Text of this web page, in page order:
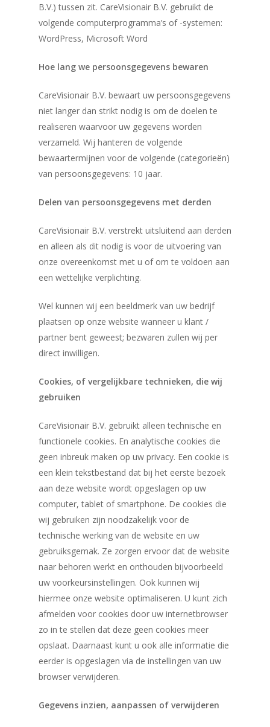
B.V.) tussen zit. CareVisionair B.V. gebruikt de
volgende computerprogramma’s of -systemen:
WordPress, Microsoft Word
Hoe lang we persoonsgegevens bewaren
CareVisionair B.V. bewaart uw persoonsgegevens
niet langer dan strikt nodig is om de doelen te
realiseren waarvoor uw gegevens worden
verzameld. Wij hanteren de volgende
bewaartermijnen voor de volgende (categorieën)
van persoonsgegevens: 10 jaar.
Delen van persoonsgegevens met derden
CareVisionair B.V. verstrekt uitsluitend aan derden
en alleen als dit nodig is voor de uitvoering van
onze overeenkomst met u of om te voldoen aan
een wettelijke verplichting.
Wel kunnen wij een beeldmerk van uw bedrijf
plaatsen op onze website wanneer u klant /
partner bent geweest; bezwaren zullen wij per
direct inwilligen.
Cookies, of vergelijkbare technieken, die wij
gebruiken
CareVisionair B.V. gebruikt alleen technische en
functionele cookies. En analytische cookies die
geen inbreuk maken op uw privacy. Een cookie is
een klein tekstbestand dat bij het eerste bezoek
aan deze website wordt opgeslagen op uw
computer, tablet of smartphone. De cookies die
wij gebruiken zijn noodzakelijk voor de
technische werking van de website en uw
gebruiksgemak. Ze zorgen ervoor dat de website
naar behoren werkt en onthouden bijvoorbeeld
uw voorkeursinstellingen. Ook kunnen wij
hiermee onze website optimaliseren. U kunt zich
afmelden voor cookies door uw internetbrowser
zo in te stellen dat deze geen cookies meer
opslaat. Daarnaast kunt u ook alle informatie die
eerder is opgeslagen via de instellingen van uw
browser verwijderen.
Gegevens inzien, aanpassen of verwijderen
Modellen
Small PunctR
Customized PunctR
Bestellen
Handleiding